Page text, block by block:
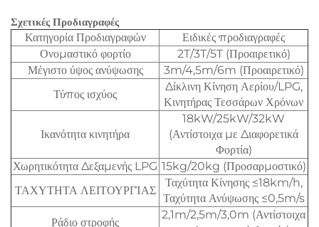
Σχετικές Προδιαγραφές
Κατηγορία Προδιαγραφών
Ειδικές προδιαγραφές
Ονομαστικό φορτίο
2T/3T/5T (Προαιρετικό)
Μέγιστο ύψος ανύψωσης
3m/4,5m/6m (Προαιρετικό)
Τύπος ισχύος
Δίκλινη Κίνηση Αερίου/LPG,
Κινητήρας Τεσσάρων Χρόνων
Ικανότητα κινητήρα
18kW/25kW/32kW
(Αντίστοιχα με Διαφορετικά
Φορτία)
Χωρητικότητα Δεξαμενής LPG 15kg/20kg (Προσαρμοστικό)
ΤΑΧΥΤΗΤΑ ΛΕΙΤΟΥΡΓΊΑΣ
Ταχύτητα Κίνησης ≤18km/h,
Ταχύτητα Ανύψωσης ≤0,5m/s
Ράδιο στροφής
2,1m/2,5m/3,0m (Αντίστοιχα